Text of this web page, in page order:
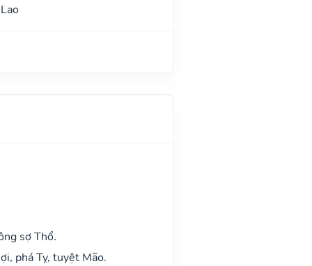
sợ Thổ.
phá Tỵ, tuyệt Mão.